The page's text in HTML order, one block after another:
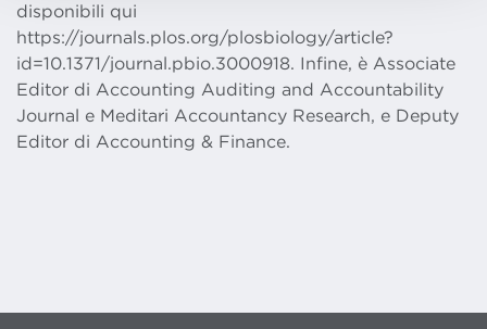
disponibili qui
https://journals.plos.org/plosbiology/article?
id=10.1371/journal.pbio.3000918. Infine, è Associate
Editor di Accounting Auditing and Accountability
Journal e Meditari Accountancy Research, e Deputy
Editor di Accounting & Finance.